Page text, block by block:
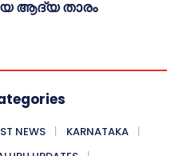
ആദ്യ താരം
NEWS
KARNATAKA